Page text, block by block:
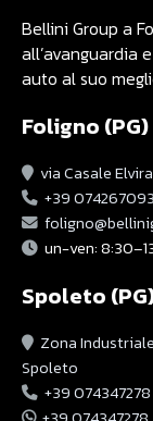
Bellini Group a
all’avanguardia
auto al suo
Foligno (PG)
via Casale
+39
un-ven:
Spoleto
Zona
Spoleto
+39 074347278